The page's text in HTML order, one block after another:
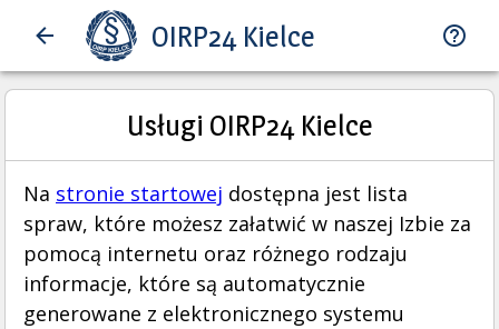
OIRP24 Kielce
Usługi OIRP24 Kielce
Na stronie startowej dostępna jest lista
spraw, które możesz załatwić w naszej Izbie za
pomocą internetu oraz różnego rodzaju
informacje, które są automatycznie
generowane z elektronicznego systemu